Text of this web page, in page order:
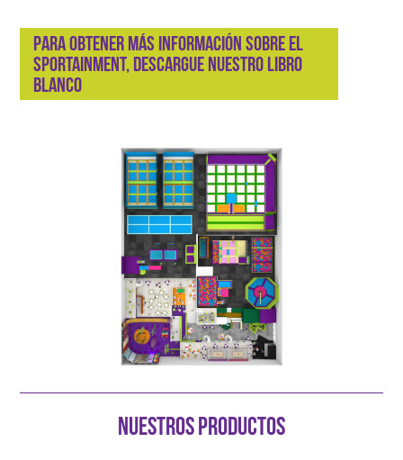
Para obtener más información sobre el
sportainment, descargue nuestro libro
blanco
NUESTROS PRODUCTOS